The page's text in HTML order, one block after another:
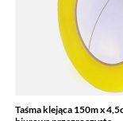
Taśma klejąca 150m x